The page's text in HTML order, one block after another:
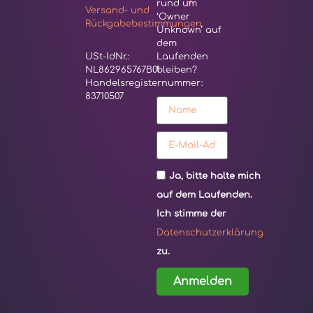
Versand- und
Rückgabebestimmungen
USt-IdNr.:
NL862965767B01
Handelsregisternummer:
83710507
rund um
‘Owner
Unknown’ auf
dem
Laufenden
bleiben?
Ja, bitte halte mich
auf dem Laufenden.
Ich stimme der
Datenschutzerklärung
zu.
Anmelden